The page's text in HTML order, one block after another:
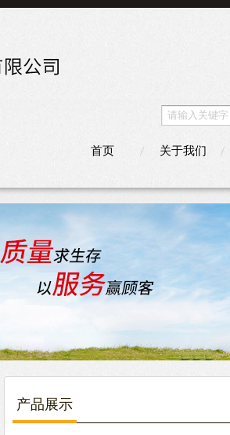
首页 关于我们
产品展示